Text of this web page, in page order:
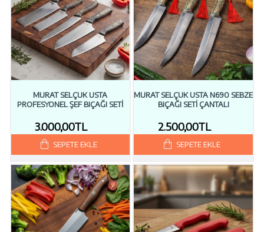
MURAT SELÇUK USTA
PROFESYONEL ŞEF BIÇAĞI SETİ
3.000,00TL
SEPETE EKLE
MURAT SELÇUK USTA N690 SEBZE
BIÇAĞI SETİ ÇANTALI
2.500,00TL
SEPETE EKLE